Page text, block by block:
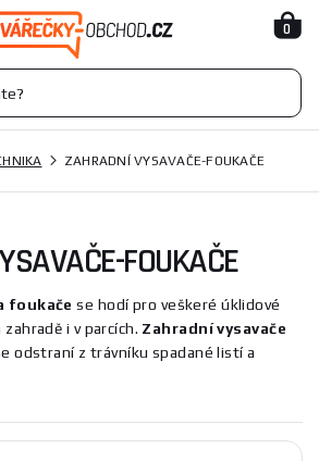
0
ZAHRADNÍ VYSAVAČE-FOUKAČE
FOUKAČE
foukače se hodí pro veškeré úklidové
i v parcích. Zahradní vysavače
odstraní z trávníku spadané listí a
odpadem.
mohou být benzínové a elektrické.
ale také dražší a těžší než ty